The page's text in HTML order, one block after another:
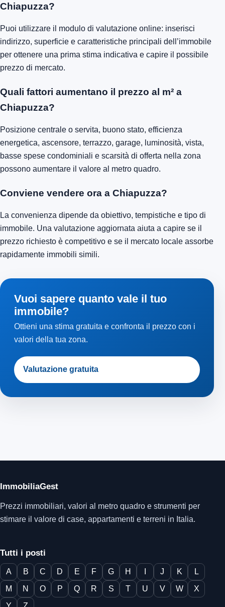
Chiapuzza?
Puoi utilizzare il modulo di valutazione online: inserisci
indirizzo, superficie e caratteristiche principali dell’immobile
per ottenere una prima stima indicativa e capire il possibile
prezzo di mercato.
Quali fattori aumentano il prezzo al m² a
Chiapuzza?
Posizione centrale o servita, buono stato, efficienza
energetica, ascensore, terrazzo, garage, luminosità, vista,
basse spese condominiali e scarsità di offerta nella zona
possono aumentare il valore al metro quadro.
Conviene vendere ora a Chiapuzza?
La convenienza dipende da obiettivo, tempistiche e tipo di
immobile. Una valutazione aggiornata aiuta a capire se il
prezzo richiesto è competitivo e se il mercato locale assorbe
rapidamente immobili simili.
Vuoi sapere quanto vale il tuo
immobile?
Ottieni una stima gratuita e confronta il prezzo con i
valori della tua zona.
Valutazione gratuita
ImmobiliaGest
Prezzi immobiliari, valori al metro quadro e strumenti per
stimare il valore di case, appartamenti e terreni in Italia.
Tutti i posti
A B C D E F G H J K
L
M
N O P Q R S T U V W
X